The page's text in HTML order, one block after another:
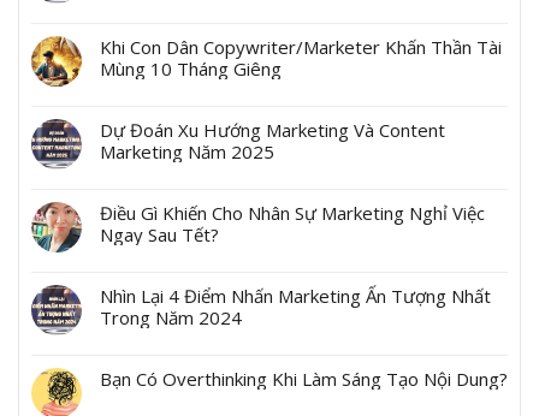
Khi Con Dân Copywriter/Marketer Khấn Thần Tài
Mùng 10 Tháng Giêng
Dự Đoán Xu Hướng Marketing Và Content
Marketing Năm 2025
Điều Gì Khiến Cho Nhân Sự Marketing Nghỉ Việc
Ngay Sau Tết?
Nhìn Lại 4 Điểm Nhấn Marketing Ấn Tượng Nhất
Trong Năm 2024
Bạn Có Overthinking Khi Làm Sáng Tạo Nội Dung?